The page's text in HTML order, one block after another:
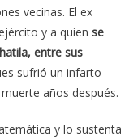
vecinas. El ex
y a quien se
entre sus
sufrió un infarto
años después.
y lo sustenta